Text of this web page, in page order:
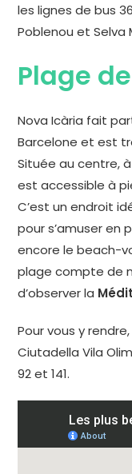
les lignes de bus
Poblenou et Selva
Plage
Nova Icària fait
Barcelone et est
Située au centre,
est accessible à
C’est un endroit
pour s’amuser en
encore le beach-
plage compte de
d’observer la
Pour vous y
Ciutadella Vila
92 et 141.